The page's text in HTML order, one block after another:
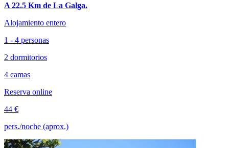
A 22.5 Km de La Galga.
Alojamiento entero
1 - 4 personas
2 dormitorios
4 camas
Reserva online
44 €
pers./noche (aprox.)